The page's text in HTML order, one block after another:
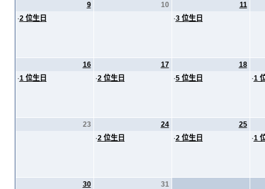
9
·2 位生日
10
11
·3 位生日
16
·1 位生日
17
·2 位生日
18
·5 位生日 ·1
23
24
·2 位生日
25
·2 位生日 ·1
30
31